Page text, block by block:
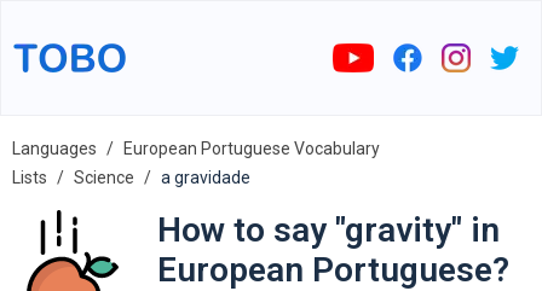
Languages
European Portuguese Vocabulary
Lists
Science a gravidade
How to say "gravity" in
European Portuguese?